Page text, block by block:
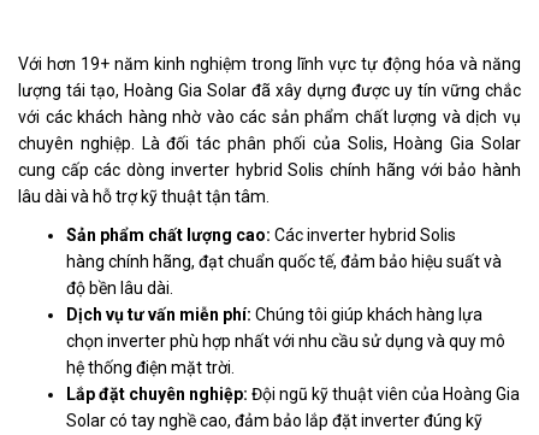
Với hơn 19+ năm kinh nghiệm trong lĩnh vực tự động hóa và năng
lượng tái tạo, Hoàng Gia Solar đã xây dựng được uy tín vững chắc
với các khách hàng nhờ vào các sản phẩm chất lượng và dịch vụ
chuyên nghiệp. Là đối tác phân phối của Solis, Hoàng Gia Solar
cung cấp các dòng inverter hybrid Solis chính hãng với bảo hành
lâu dài và hỗ trợ kỹ thuật tận tâm.
Sản phẩm chất lượng cao: Các inverter hybrid Solis
hàng chính hãng, đạt chuẩn quốc tế, đảm bảo hiệu suất và
độ bền lâu dài.
Dịch vụ tư vấn miễn phí: Chúng tôi giúp khách hàng lựa
chọn inverter phù hợp nhất với nhu cầu sử dụng và quy mô
hệ thống điện mặt trời.
Lắp đặt chuyên nghiệp: Đội ngũ kỹ thuật viên của Hoàng Gia
Solar có tay nghề cao, đảm bảo lắp đặt inverter đúng kỹ